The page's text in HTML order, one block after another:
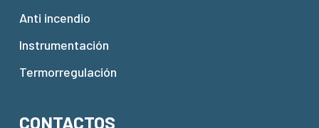
Anti incendio
Instrumentación
Termorregulación
CONTACTOS